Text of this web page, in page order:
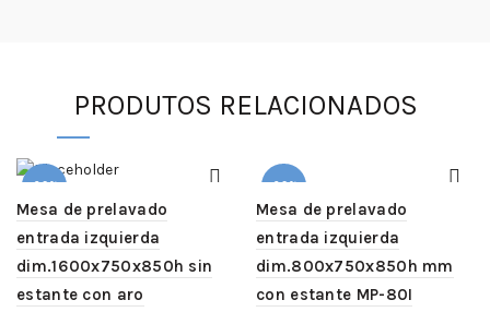
PRODUTOS RELACIONADOS
-29%
SOLD
OUT
Mesa de prelavado
entrada izquierda
dim.1600x750x850h sin
estante con aro
-29%
SOLD
OUT
Mesa de prelavado
entrada izquierda
dim.800x750x850h mm
con estante MP-80I